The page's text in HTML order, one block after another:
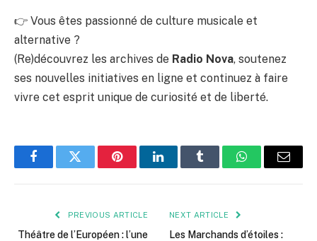
👉 Vous êtes passionné de culture musicale et
alternative ?
(Re)découvrez les archives de Radio Nova, soutenez
ses nouvelles initiatives en ligne et continuez à faire
vivre cet esprit unique de curiosité et de liberté.
FacebookTwitter PinterestLinkedInTumblr WhatsAppEmail
PREVIOUS ARTICLE
Théâtre de l’Européen : l’une
NEXT ARTICLE
Les Marchands d’étoiles :